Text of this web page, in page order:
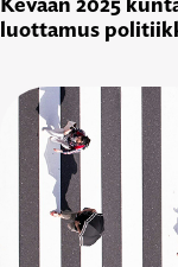
luottamus